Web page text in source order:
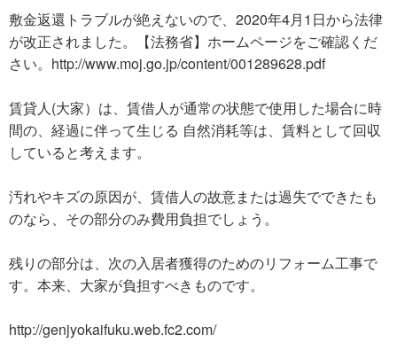
敷金返還トラブルが絶えないので、2020年4月1日から法律
が改正されました。【法務省】ホームページをご確認くだ
さい。http://www.moj.go.jp/content/001289628.pdf
賃貸人(大家）は、賃借人が通常の状態で使用した場合に時
間の、経過に伴って生じる 自然消耗等は、賃料として回収
していると考えます。
汚れやキズの原因が、賃借人の故意または過失でできたも
のなら、その部分のみ費用負担でしょう。
残りの部分は、次の入居者獲得のためのリフォーム工事で
す。本来、大家が負担すべきものです。
http://genjyokaifuku.web.fc2.com/